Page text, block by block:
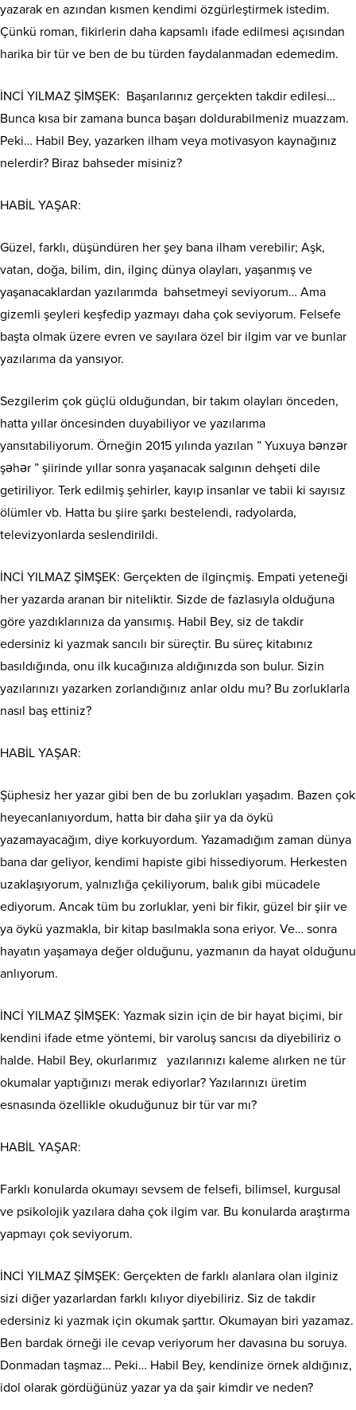
yazarak en azından kısmen kendimi özgürleştirmek istedim.
Çünkü roman, fikirlerin daha kapsamlı ifade edilmesi açısından
harika bir tür ve ben de bu türden faydalanmadan edemedim.
İNCİ YILMAZ ŞİMŞEK: Başarılarınız gerçekten takdir edilesi…
Bunca kısa bir zamana bunca başarı doldurabilmeniz muazzam.
Peki… Habil Bey, yazarken ilham veya motivasyon kaynağınız
nelerdir? Biraz bahseder misiniz?
HABİL YAŞAR:
Güzel, farklı, düşündüren her şey bana ilham verebilir; Aşk,
vatan, doğa, bilim, din, ilginç dünya olayları, yaşanmış ve
yaşanacaklardan yazılarımda bahsetmeyi seviyorum… Ama
gizemli şeyleri keşfedip yazmayı daha çok seviyorum. Felsefe
başta olmak üzere evren ve sayılara özel bir ilgim var ve bunlar
yazılarıma da yansıyor.
Sezgilerim çok güçlü olduğundan, bir takım olayları önceden,
hatta yıllar öncesinden duyabiliyor ve yazılarıma
yansıtabiliyorum. Örneğin 2015 yılında yazılan ” Yuxuya bənzər
şəhər ” şiirinde yıllar sonra yaşanacak salgının dehşeti dile
getiriliyor. Terk edilmiş şehirler, kayıp insanlar ve tabii ki sayısız
ölümler vb. Hatta bu şiire şarkı bestelendi, radyolarda,
televizyonlarda seslendirildi.
İNCİ YILMAZ ŞİMŞEK: Gerçekten de ilginçmiş. Empati yeteneği
her yazarda aranan bir niteliktir. Sizde de fazlasıyla olduğuna
göre yazdıklarınıza da yansımış. Habil Bey, siz de takdir
edersiniz ki yazmak sancılı bir süreçtir. Bu süreç kitabınız
basıldığında, onu ilk kucağınıza aldığınızda son bulur. Sizin
yazılarınızı yazarken zorlandığınız anlar oldu mu? Bu zorluklarla
nasıl baş ettiniz?
HABİL YAŞAR:
Şüphesiz her yazar gibi ben de bu zorlukları yaşadım. Bazen çok
heyecanlanıyordum, hatta bir daha şiir ya da öykü
yazamayacağım, diye korkuyordum. Yazamadığım zaman dünya
bana dar geliyor, kendimi hapiste gibi hissediyorum. Herkesten
uzaklaşıyorum, yalnızlığa çekiliyorum, balık gibi mücadele
ediyorum. Ancak tüm bu zorluklar, yeni bir fikir, güzel bir şiir ve
ya öykü yazmakla, bir kitap basılmakla sona eriyor. Ve… sonra
hayatın yaşamaya değer olduğunu, yazmanın da hayat olduğunu
anlıyorum.
İNCİ YILMAZ ŞİMŞEK: Yazmak sizin için de bir hayat biçimi, bir
kendini ifade etme yöntemi, bir varoluş sancısı da diyebiliriz o
halde. Habil Bey, okurlarımız
yazılarınızı kaleme alırken ne tür
okumalar yaptığınızı merak ediyorlar? Yazılarınızı üretim
esnasında özellikle okuduğunuz bir tür var mı?
HABİL YAŞAR:
Farklı konularda okumayı sevsem de felsefi, bilimsel, kurgusal
ve psikolojik yazılara daha çok ilgim var. Bu konularda araştırma
yapmayı çok seviyorum.
İNCİ YILMAZ ŞİMŞEK: Gerçekten de farklı alanlara olan ilginiz
sizi diğer yazarlardan farklı kılıyor diyebiliriz. Siz de takdir
edersiniz ki yazmak için okumak şarttır. Okumayan biri yazamaz.
Ben bardak örneği ile cevap veriyorum her davasına bu soruya.
Donmadan taşmaz… Peki… Habil Bey, kendinize örnek aldığınız,
idol olarak gördüğünüz yazar ya da şair kimdir ve neden?